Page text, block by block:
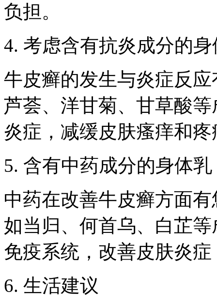
负担。
4. 考虑含有抗炎成分的
牛皮癣的发生与炎症反
芦荟、洋甘菊、甘草酸
炎症，减缓皮肤瘙痒和疼
5. 含有中药成分的身体乳
中药在改善牛皮癣方面
如当归、何首乌、白芷
免疫系统，改善皮肤炎
6. 生活建议